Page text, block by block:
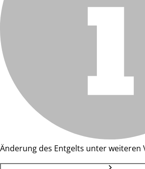
Änderung des Entgelts unter weiteren